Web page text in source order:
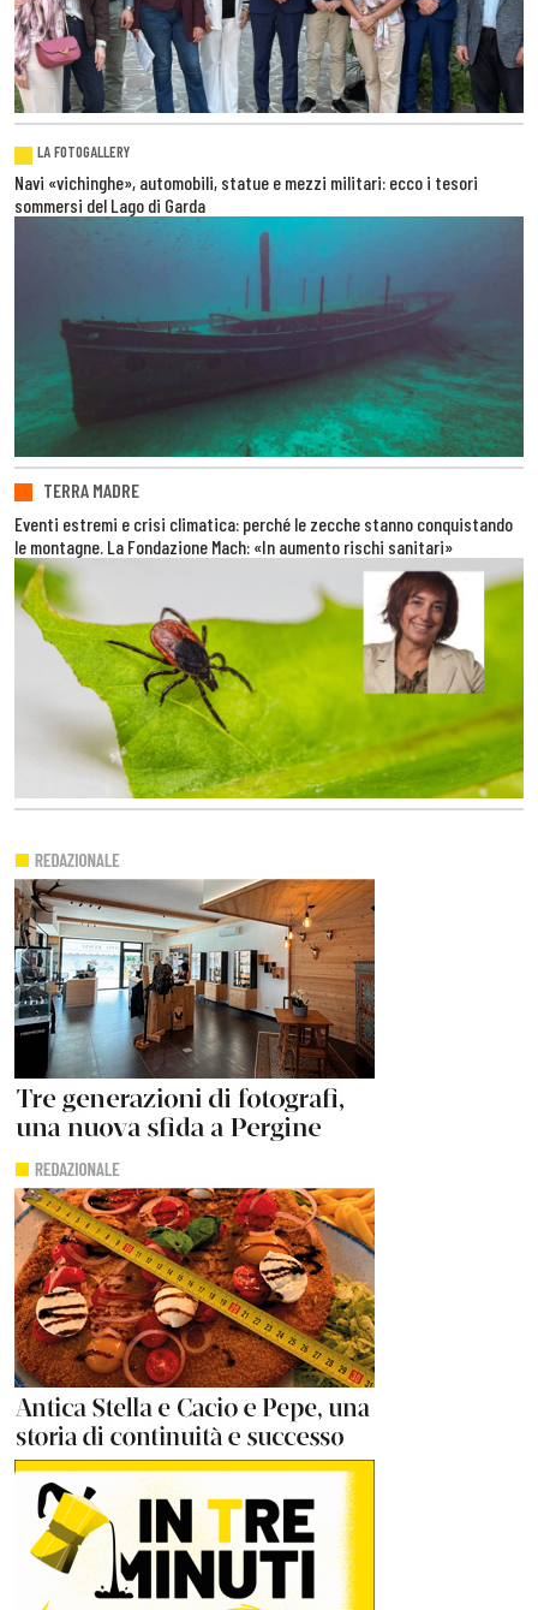
LA FOTOGALLERY
Navi «vichinghe», automobili, statue e mezzi militari: ecco i tesori
sommersi del Lago di Garda
TERRA MADRE
Eventi estremi e crisi climatica: perché le zecche stanno conquistando
le montagne. La Fondazione Mach: «In aumento rischi sanitari»